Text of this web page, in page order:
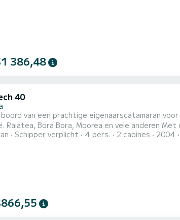
386,48
40
boord van een prachtige eigenaarscatamaran
Bora, Moorea en vele anderen Met een passie om onze avonturen te delen met onze passagiers,
aan boord van onze volledig uitgeruste boot. De boot biedt plaats aan 4 gasten in 2
Schipper verplicht 4 pers. 2 cabines 2004